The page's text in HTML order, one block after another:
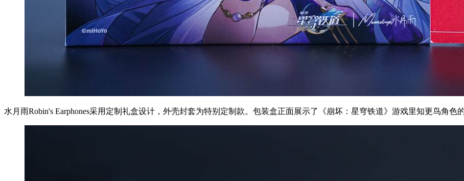
水月雨Robin's Earphones采用定制礼盒设计，外壳封套为特别定制款。包装盒正面展示了《崩坏：星穹铁道》游戏里知更鸟角色